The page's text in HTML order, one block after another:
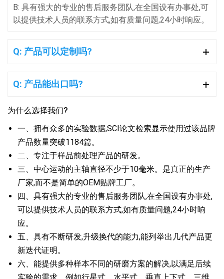
B: 具有强大的专业的售后服务团队,在全国设有办事处,可
以提供技术人员的联系方式,如有质量问题,24小时响应。
Q: 产品可以定制吗?
Q: 产品能出口吗?
为什么选择我们?
一、拥有众多的实验数据,SCI论文检索显示使用过该品牌
产品数量突破1184篇。
二、专注于样品前处理产品的研发。
三、中心运动的主轴直径不少于10毫米。是真正的生产
厂家,而不是简单的OEM贴牌工厂。
四、具有强大的专业的售后服务团队,在全国设有办事处,
可以提供技术人员的联系方式,如有质量问题,24小时响
应。
五、具有不断研发,升级换代的能力,能列举出几代产品更
新迭代证明。
六、能提供多种样本不同的研磨方案的解决,以满足后续